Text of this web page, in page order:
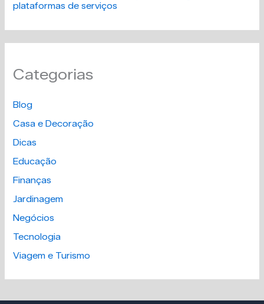
plataformas de serviços
Categorias
Blog
Casa e Decoração
Dicas
Educação
Finanças
Jardinagem
Negócios
Tecnologia
Viagem e Turismo